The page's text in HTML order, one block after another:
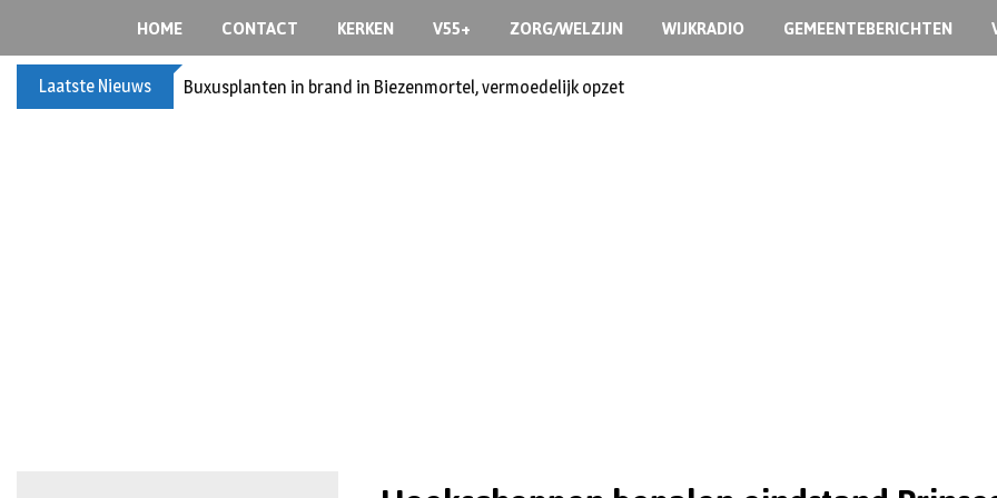
HOME CONTACT KERKEN V55+ ZORG/WELZIJN WIJKRADIO GEMEENTEBERICHTEN
Laatste Nieuws Buxusplanten in brand in Biezenmortel, vermoedelijk opzet